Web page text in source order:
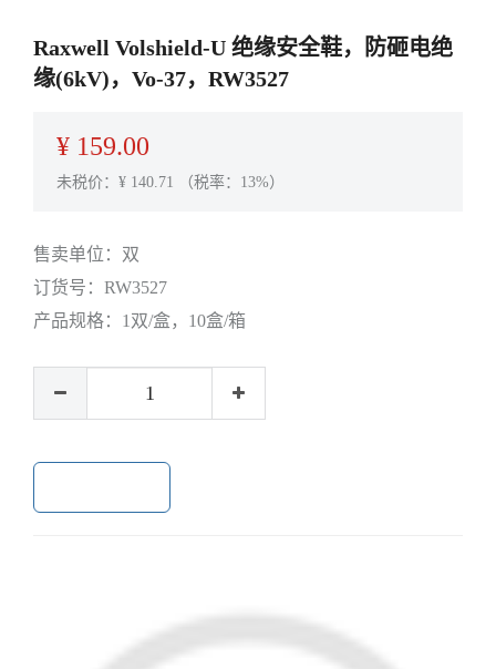
Raxwell Volshield-U 绝缘安全鞋，防砸电绝
缘(6kV)，Vo-37，RW3527
¥ 159.00
未税价：¥ 140.71 （税率：13%）
售卖单位： 双
订货号： RW3527
产品规格： 1双/盒，10盒/箱